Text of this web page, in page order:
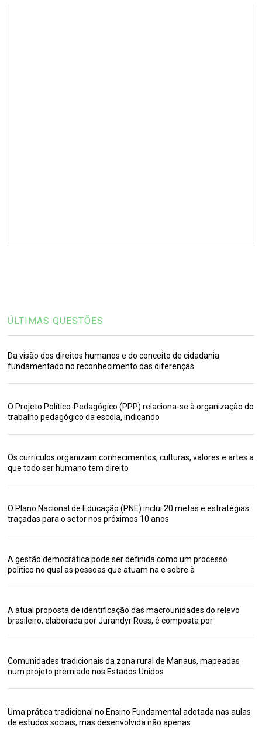
ÚLTIMAS QUESTÕES
Da visão dos direitos humanos e do conceito de cidadania
fundamentado no reconhecimento das diferenças
O Projeto Político-Pedagógico (PPP) relaciona-se à organização do
trabalho pedagógico da escola, indicando
Os currículos organizam conhecimentos, culturas, valores e artes a
que todo ser humano tem direito
O Plano Nacional de Educação (PNE) inclui 20 metas e estratégias
traçadas para o setor nos próximos 10 anos
A gestão democrática pode ser definida como um processo
político no qual as pessoas que atuam na e sobre à
A atual proposta de identificação das macrounidades do relevo
brasileiro, elaborada por Jurandyr Ross, é composta por
Comunidades tradicionais da zona rural de Manaus, mapeadas
num projeto premiado nos Estados Unidos
Uma prática tradicional no Ensino Fundamental adotada nas aulas
de estudos sociais, mas desenvolvida não apenas